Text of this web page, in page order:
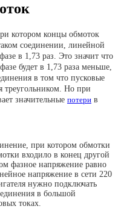
котором концы обмоток
соединении, линейной
в 1,73 раз. Это значит что
будет в 1,73 раза меньше,
в том что пусковые
треугольником. Но при
значительные потери в
при котором обмотки
входило в конец другой
фазное напряжение равно
напряжение в сети 220
нужно подключать
в большой
токах.